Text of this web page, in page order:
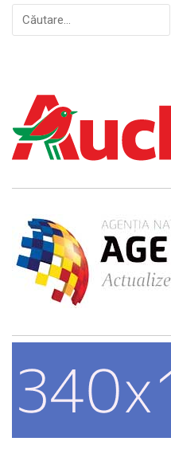
Caută
după: